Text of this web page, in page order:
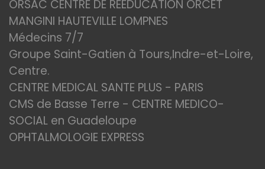
ORSAC CENTRE DE REEDUCATION ORCET
MANGINI HAUTEVILLE LOMPNES
Médecins 7/7
Groupe Saint-Gatien à Tours,Indre-et-Loire,
Centre.
CENTRE MEDICAL SANTE PLUS - PARIS
CMS de Basse Terre - CENTRE MEDICO-
SOCIAL en Guadeloupe
OPHTALMOLOGIE EXPRESS